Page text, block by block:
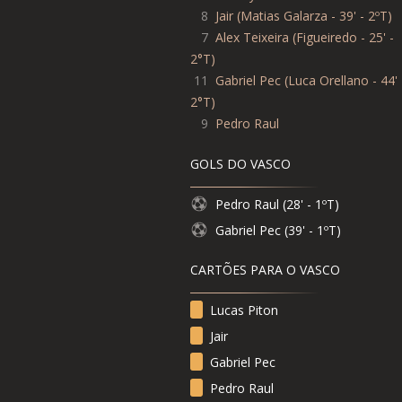
8 Jair (Matias Galarza - 39' - 2ºT)
7 Alex Teixeira (Figueiredo - 25' -
2°T)
11
Gabriel Pec (Luca Orellano - 44'
2°T)
9 Pedro Raul
GOLS DO VASCO
Pedro Raul (28' - 1ºT)
Gabriel Pec (39' - 1ºT)
CARTÕES PARA O VASCO
Lucas Piton
Jair
Gabriel Pec
Pedro Raul